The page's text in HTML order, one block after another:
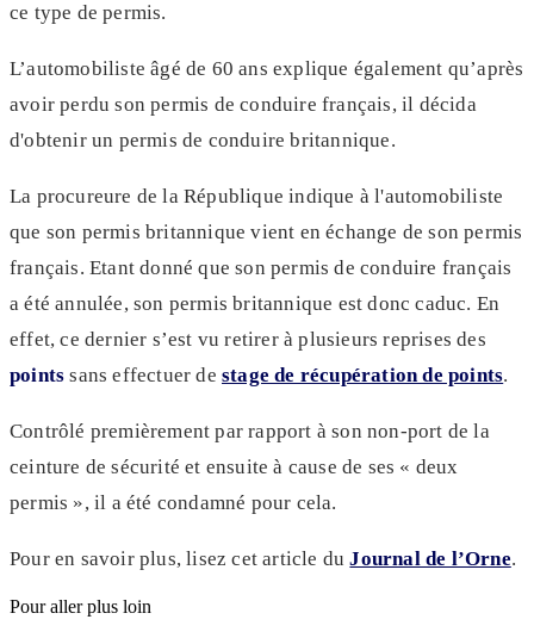
ce type de permis.
L’automobiliste âgé de 60 ans explique également qu’après
avoir perdu son permis de conduire français, il décida
d'obtenir un permis de conduire britannique.
La procureure de la République indique à l'automobiliste
que son permis britannique vient en échange de son permis
français. Etant donné que son permis de conduire français
a été annulée, son permis britannique est donc caduc. En
effet, ce dernier s’est vu retirer à plusieurs reprises des
points sans effectuer destage de récupération de points.
Contrôlé premièrement par rapport à son non-port de la
ceinture de sécurité et ensuite à cause de ses « deux
permis », il a été condamné pour cela.
Pour en savoir plus, lisez cet article duJournal de l’Orne.
Pour aller plus loin